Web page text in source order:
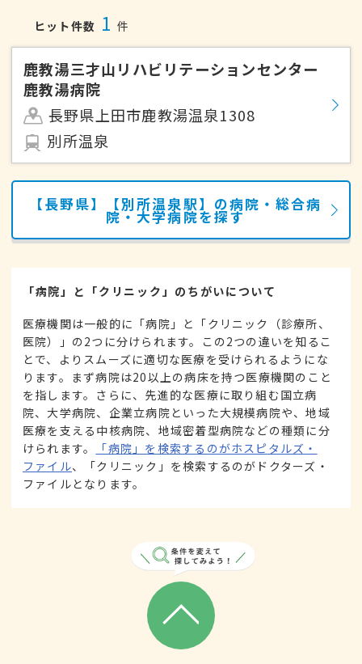
ヒット件数 1 件
鹿教湯三才山リハビリテーションセンター
鹿教湯病院
長野県上田市鹿教湯温泉1308
別所温泉
【長野県】【別所温泉駅】の病院・総合病
院・大学病院を探す
「病院」と「クリニック」のちがいについて
医療機関は一般的に「病院」と「クリニック（診療所、
医院）」の2つに分けられます。この2つの違いを知るこ
とで、よりスムーズに適切な医療を受けられるようにな
ります。まず病院は20以上の病床を持つ医療機関のこと
を指します。さらに、先進的な医療に取り組む国立病
院、大学病院、企業立病院といった大規模病院や、地域
医療を支える中核病院、地域密着型病院などの種類に分
けられます。
「病院」を検索するのがホスピタルズ・
ファイル、「クリニック」を検索するのがドクターズ・
ファイルとなります。